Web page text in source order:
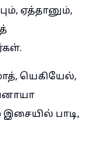
ஏத்தானும்,
யெகியேல்,
பாடி,